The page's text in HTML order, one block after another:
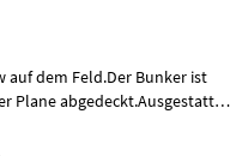
auf dem Feld.Der Bunker ist
Plane abgedeckt.Ausgestattet